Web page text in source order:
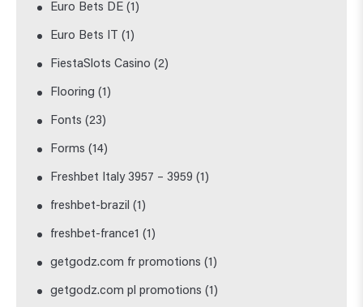
Euro Bets DE (1)
Euro Bets IT (1)
FiestaSlots Casino (2)
Flooring (1)
Fonts (23)
Forms (14)
Freshbet Italy 3957 – 3959 (1)
freshbet-brazil (1)
freshbet-france1 (1)
getgodz.com fr promotions (1)
getgodz.com pl promotions (1)